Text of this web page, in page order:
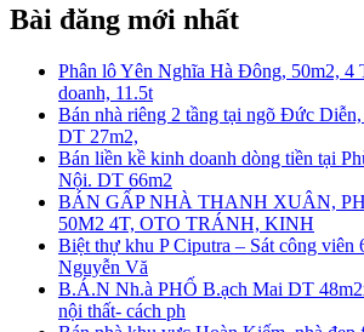
Bài đăng mới nhất
Phân lô Yên Nghĩa Hà Đông, 50m2, 4
doanh, 11.5t
Bán nhà riêng 2 tầng tại ngõ Đức
DT 27m2,
Bán liền kề kinh doanh dòng tiền tại
Nội. DT 66m2
BÁN GẤP NHÀ THANH XUÂN,
50M2 4T, OTO TRÁNH, KINH
Biệt thự khu P Ciputra – Sát công viên
Nguyễn Vă
B.Á.N Nh.à PHỐ B.ạch Mai DT
nội thất- cách ph